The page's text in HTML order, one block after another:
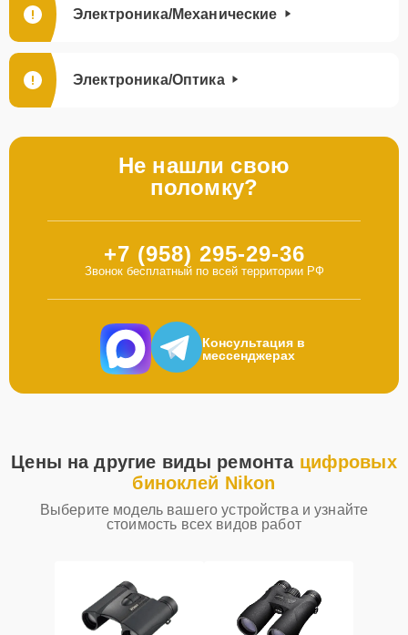
Электроника/Механические
Электроника/Оптика
Не нашли свою
поломку?
+7 (958) 295-29-36
Звонок бесплатный по всей территории РФ
Консультация в
мессенджерах
Цены на другие виды ремонта цифровых
биноклей Nikon
Выберите модель вашего устройства и узнайте
стоимость всех видов работ